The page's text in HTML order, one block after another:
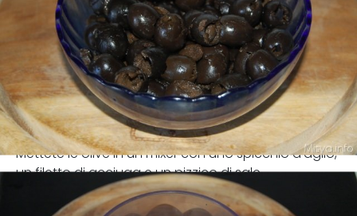
Mettete le olive in un mixer con uno spicchio d'aglio,
un filetto di acciuga e un pizzico di sale